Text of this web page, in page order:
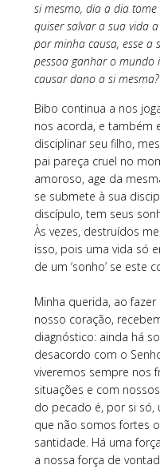
si mesmo, dia a dia tome
quiser salvar a sua vida
por minha causa, esse a
pessoa ganhar o mundo
causar dano a si
Bibo continua a nos
nos acorda, e também
disciplinar seu filho,
pai pareça cruel no
amoroso, age da
se submete à sua
discípulo, tem seus
Às vezes, destruídos
isso, pois uma vida só
de um ‘sonho’ se este
Minha querida, ao
nosso coração,
diagnóstico: ainda há
desacordo com o
viveremos sempre nos
situações e com
do pecado é, por si só,
que não somos fortes
santidade. Há uma
a nossa força de